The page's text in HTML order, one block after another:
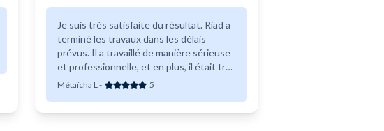
Je suis très satisfaite du résultat. Riad a
terminé les travaux dans les délais
prévus. Il a travaillé de manière sérieuse
et professionnelle, et en plus, il était très
sympathique et je le recommande
Métaïcha L- 5